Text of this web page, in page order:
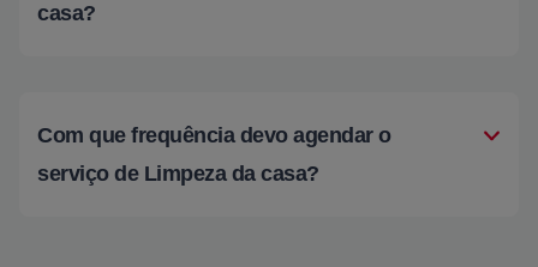
casa?
Com que frequência devo agendar o
serviço de Limpeza da casa?